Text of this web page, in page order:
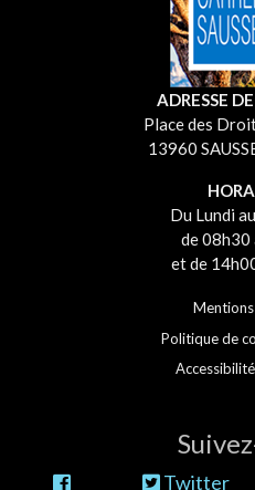
ADRESSE
Place des
13960
Du Lundi
de 08h30
et de
Politique de
Twitter